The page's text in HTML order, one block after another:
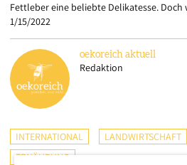
Fettleber eine beliebte Delikatesse. Doch
1/15/2022
oekoreich aktuell
Redaktion
INTERNATIONAL LANDWIRTSCHAFT
ERNÄHRUNG